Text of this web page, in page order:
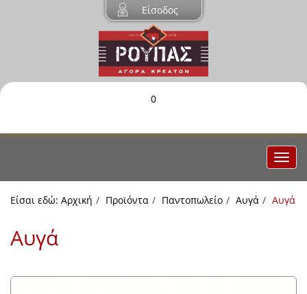
Είσοδος
0
Είσαι εδώ: Αρχική Προϊόντα Παντοπωλείο Αυγά Αυγά
Αυγά